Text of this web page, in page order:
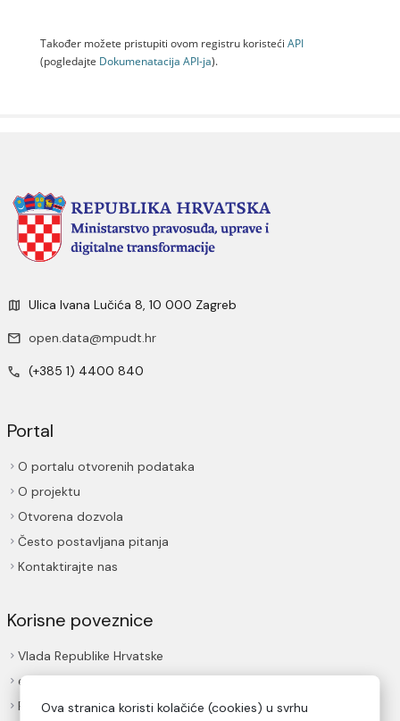
Također možete pristupiti ovom registru koristeći API
(pogledajte Dokumenаtаcijа API-jа).